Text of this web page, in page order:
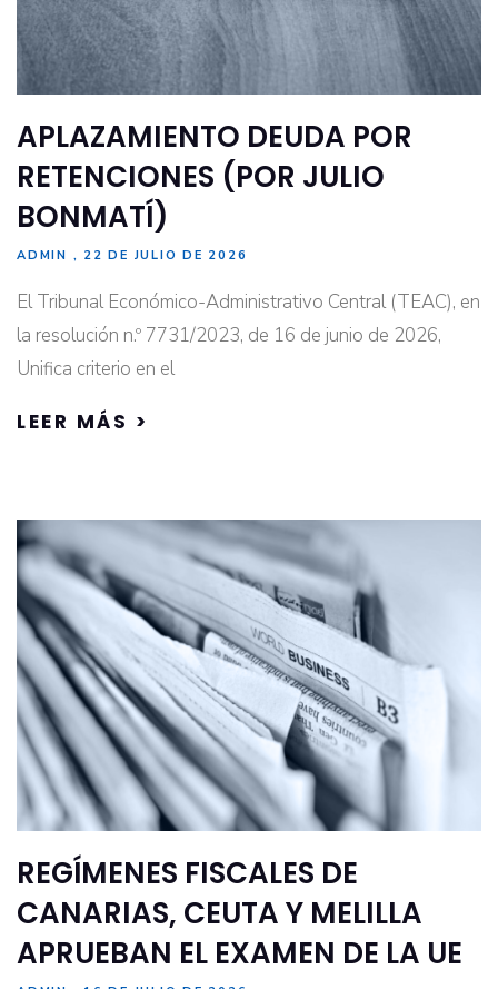
APLAZAMIENTO DEUDA POR
RETENCIONES (POR JULIO
BONMATÍ)
ADMIN 22 DE JULIO DE 2026
El Tribunal Económico-Administrativo Central (TEAC), en
la resolución n.º 7731/2023, de 16 de junio de 2026,
Unifica criterio en el
LEER MÁS >
REGÍMENES FISCALES DE
CANARIAS, CEUTA Y MELILLA
APRUEBAN EL EXAMEN DE LA UE